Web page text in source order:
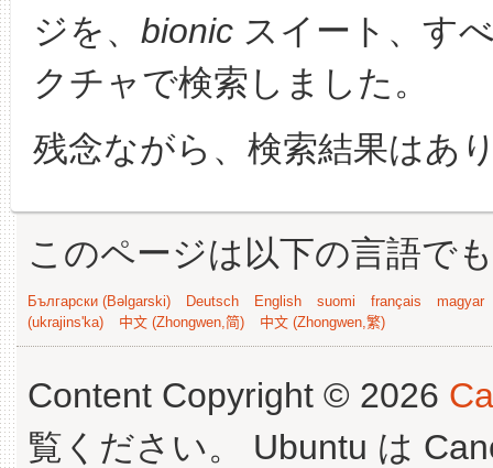
ジを、 bionic スイート、す
クチャで検索しました。
残念ながら、検索結果はあ
このページは以下の言語で
Български (Bəlgarski) Deutsch English suomi français
magyar
(ukrajins'ka)
中文 (Zhongwen,简) 中文 (Zhongwen,繁)
Content Copyright © 2026
覧ください。 Ubuntu は